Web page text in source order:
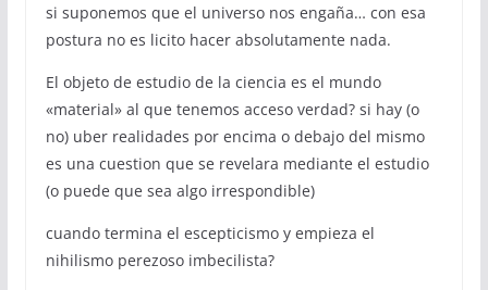
si suponemos que el universo nos engaña… con esa
postura no es licito hacer absolutamente nada.
El objeto de estudio de la ciencia es el mundo
«material» al que tenemos acceso verdad? si hay (o
no) uber realidades por encima o debajo del mismo
es una cuestion que se revelara mediante el estudio
(o puede que sea algo irrespondible)
cuando termina el escepticismo y empieza el
nihilismo perezoso imbecilista?